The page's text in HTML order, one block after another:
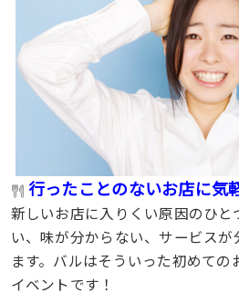
行ったことのないお店に気
新しいお店に入りくい原因のひ
い、味が分からない、サービス
ます。バルはそういった初めて
イベントです！